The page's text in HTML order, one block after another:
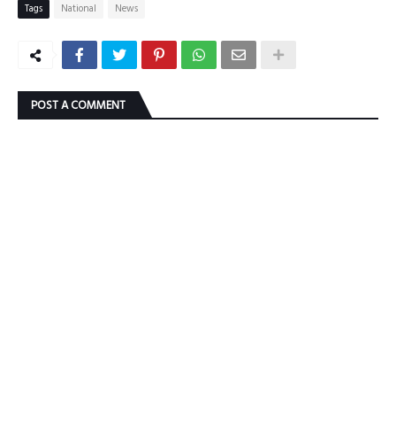
Tags National News
POST A COMMENT